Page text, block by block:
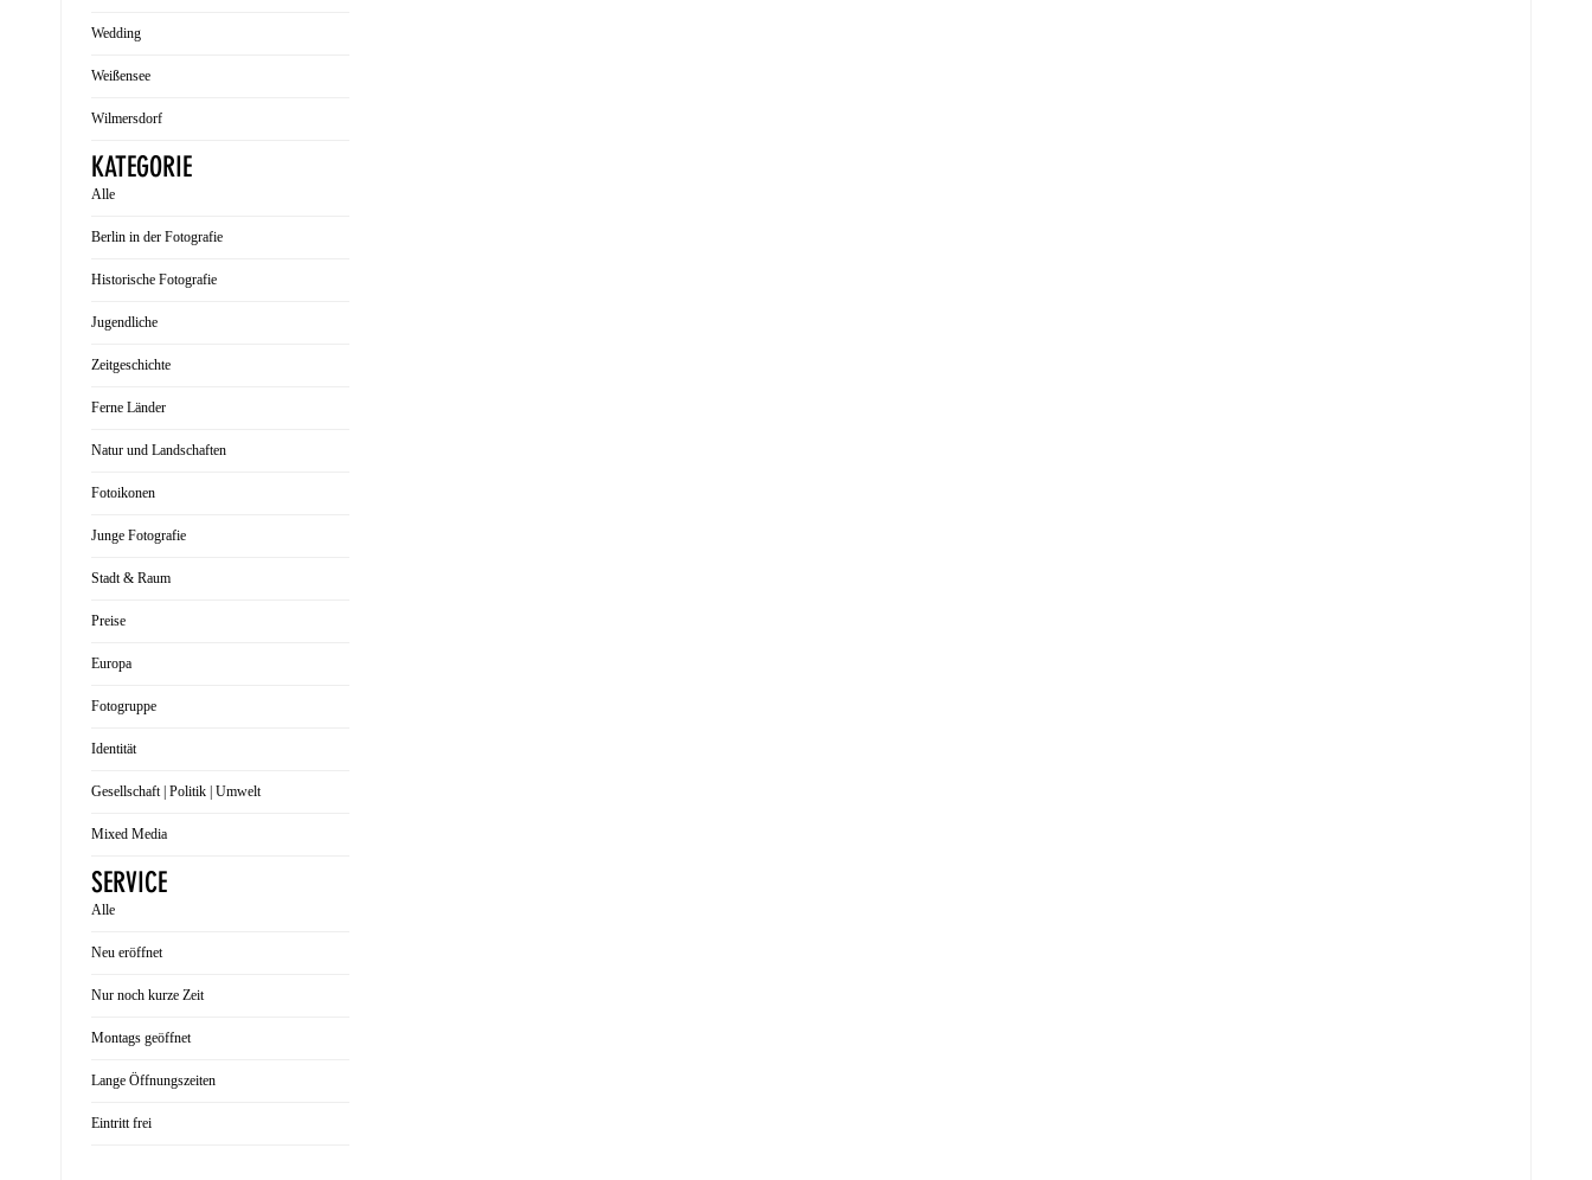
Wedding
Weißensee
Wilmersdorf
KATEGORIE
Alle
Berlin in der Fotografie
Historische Fotografie
Jugendliche
Zeitgeschichte
Ferne Länder
Natur und Landschaften
Fotoikonen
Junge Fotografie
Stadt & Raum
Preise
Europa
Fotogruppe
Identität
Gesellschaft | Politik | Umwelt
Mixed Media
SERVICE
Alle
Neu eröffnet
Nur noch kurze Zeit
Montags geöffnet
Lange Öffnungszeiten
Eintritt frei